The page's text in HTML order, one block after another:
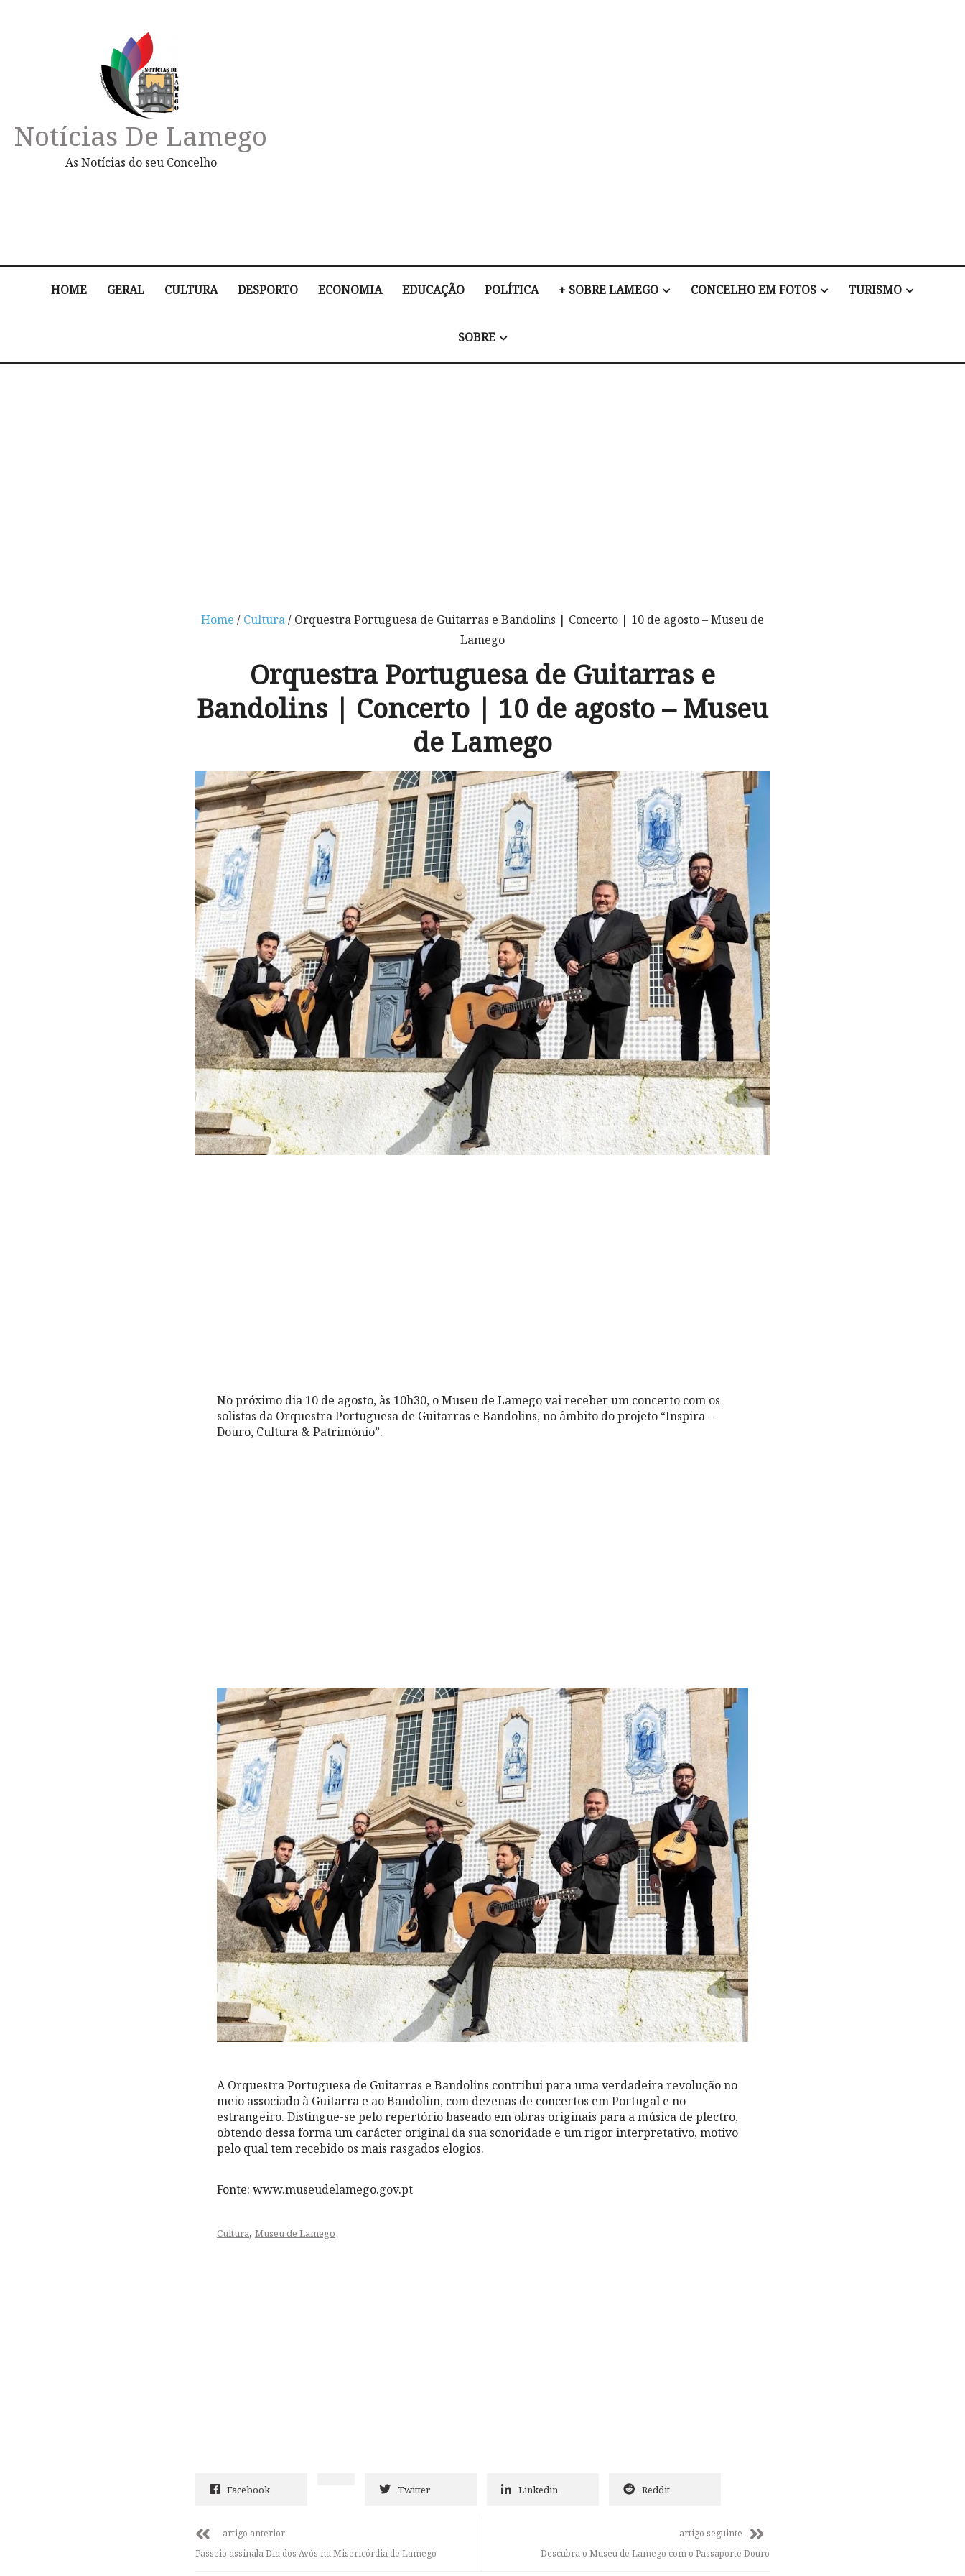
Notícias De Lamego
As Notícias do seu Concelho
HOME GERAL CULTURA DESPORTO ECONOMIA EDUCAÇÃO POLÍTICA + SOBRE LAMEGO CONCELHO EM FOTOS TURISMO
SOBRE
Home / Cultura/ Orquestra Portuguesa de Guitarras e Bandolins | Concerto | 10 de agosto – Museu de
Lamego
Orquestra Portuguesa de Guitarras e
Bandolins | Concerto | 10 de agosto – Museu
de Lamego
No próximo dia 10 de agosto, às 10h30, o Museu de Lamego vai receber um concerto com os
solistas da Orquestra Portuguesa de Guitarras e Bandolins, no âmbito do projeto “Inspira –
Douro, Cultura & Património”.
A Orquestra Portuguesa de Guitarras e Bandolins contribui para uma verdadeira revolução no
meio associado à Guitarra e ao Bandolim, com dezenas de concertos em Portugal e no
estrangeiro. Distingue-se pelo repertório baseado em obras originais para a música de plectro,
obtendo dessa forma um carácter original da sua sonoridade e um rigor interpretativo, motivo
pelo qual tem recebido os mais rasgados elogios.
Fonte: www.museudelamego.gov.pt
Cultura, Museu de Lamego
Facebook Twitter Linkedin Reddit
artigo anterior
Passeio assinala Dia dos Avós na Misericórdia de Lamego
artigo seguinte
Descubra o Museu de Lamego com o Passaporte Douro